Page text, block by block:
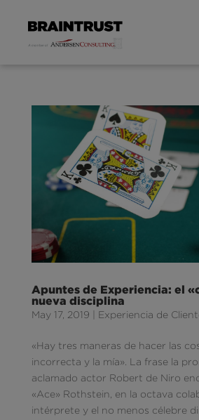
Apuntes de Experiencia: el
nueva disciplina
May 17, 2019 Experiencia de
«Hay tres maneras de hacer las
incorrecta y la mía». La frase la
aclamado actor Robert de Niro
«Ace» Rothstein, en la octava
intérprete y el no menos célebre